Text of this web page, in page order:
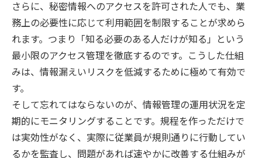
さらに、秘密情報へのアクセスを許可された人でも、業
務上の必要性に応じて利用範囲を制限することが求めら
れます。つまり「知る必要のある人だけが知る」という
最小限のアクセス管理を徹底するのです。こうした仕組
みは、情報漏えいリスクを低減するために極めて有効で
す。
そして忘れてはならないのが、情報管理の運用状況を定
期的にモニタリングすることです。規程を作っただけで
は実効性がなく、実際に従業員が規則通りに行動してい
るかを監査し、問題があれば速やかに改善する仕組みが